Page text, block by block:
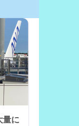
量に